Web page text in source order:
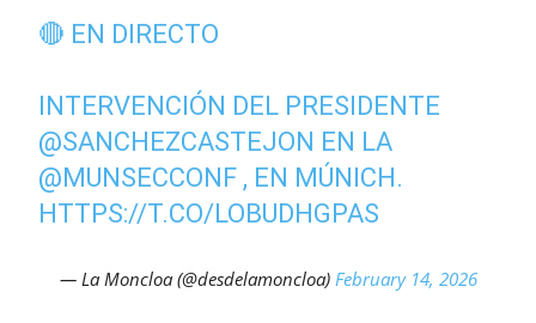
🔴 EN DIRECTO
INTERVENCIÓN DEL PRESIDENTE
@SANCHEZCASTEJON EN LA
@MUNSECCONF , EN MÚNICH.
HTTPS://T.CO/LOBUDHGPAS
— La Moncloa (@desdelamoncloa) February 14, 2026